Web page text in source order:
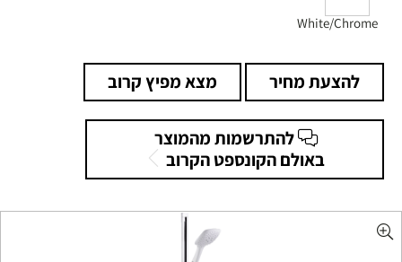
White/Chrome
להצעת מחיר מצא מפיץ קרוב
להתרשמות מהמוצר
באולם הקונספט הקרוב